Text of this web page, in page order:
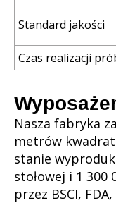
Standard jakości
Czas realizacji
Nasza fabryka
metrów
stanie
stołowej i 1 300
przez BSCI,